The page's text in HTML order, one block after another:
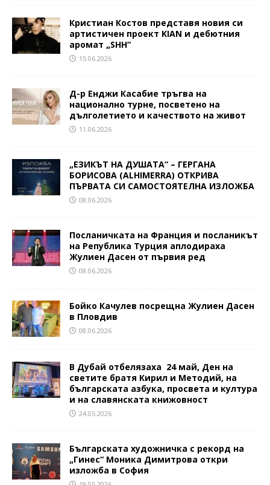
Кристиан Костов представя новия си
артистичен проект KIAN и дебютния
аромат „SHH“
15.06.2026
Д-р Енджи Касабие тръгва на
национално турне, посветено на
дълголетието и качеството на живот
11.06.2026
„ЕЗИКЪТ НА ДУШАТА“ – ГЕРГАНА
БОРИСОВА (ALHIMERRA) ОТКРИВА
ПЪРВАТА СИ САМОСТОЯТЕЛНА ИЗЛОЖБА
08.06.2026
Посланичката на Франция и посланикът
на Република Турция аплодираха
Жулиен Дасен от първия ред
08.06.2026
Бойко Качулев посрещна Жулиен Дасен
в Пловдив
08.06.2026
В Дубай отбелязаха 24 май, Ден на
светите братя Кирил и Методий, на
българската азбука, просвета и култура
и на славянската книжовност
24.05.2026
Българската художничка с рекорд на
„Гинес“ Моника Димитрова откри
изложба в София